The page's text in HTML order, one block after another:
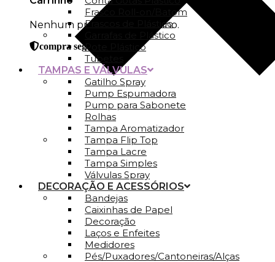
Nenhum produto no carrinho.
compra segura
Frasco Roll-on/Batom
Frascos de Plástico
Garrafas de Plástico
Pote Plástico
Tubetes
TAMPAS E VÁLVULAS
Gatilho Spray
Pump Espumadora
Pump para Sabonete
Rolhas
Tampa Aromatizador
Tampa Flip Top
Tampa Lacre
Tampa Simples
Válvulas Spray
DECORAÇÃO E ACESSÓRIOS
Bandejas
Caixinhas de Papel
Decoração
Laços e Enfeites
Medidores
Pés/Puxadores/Cantoneiras/Alças